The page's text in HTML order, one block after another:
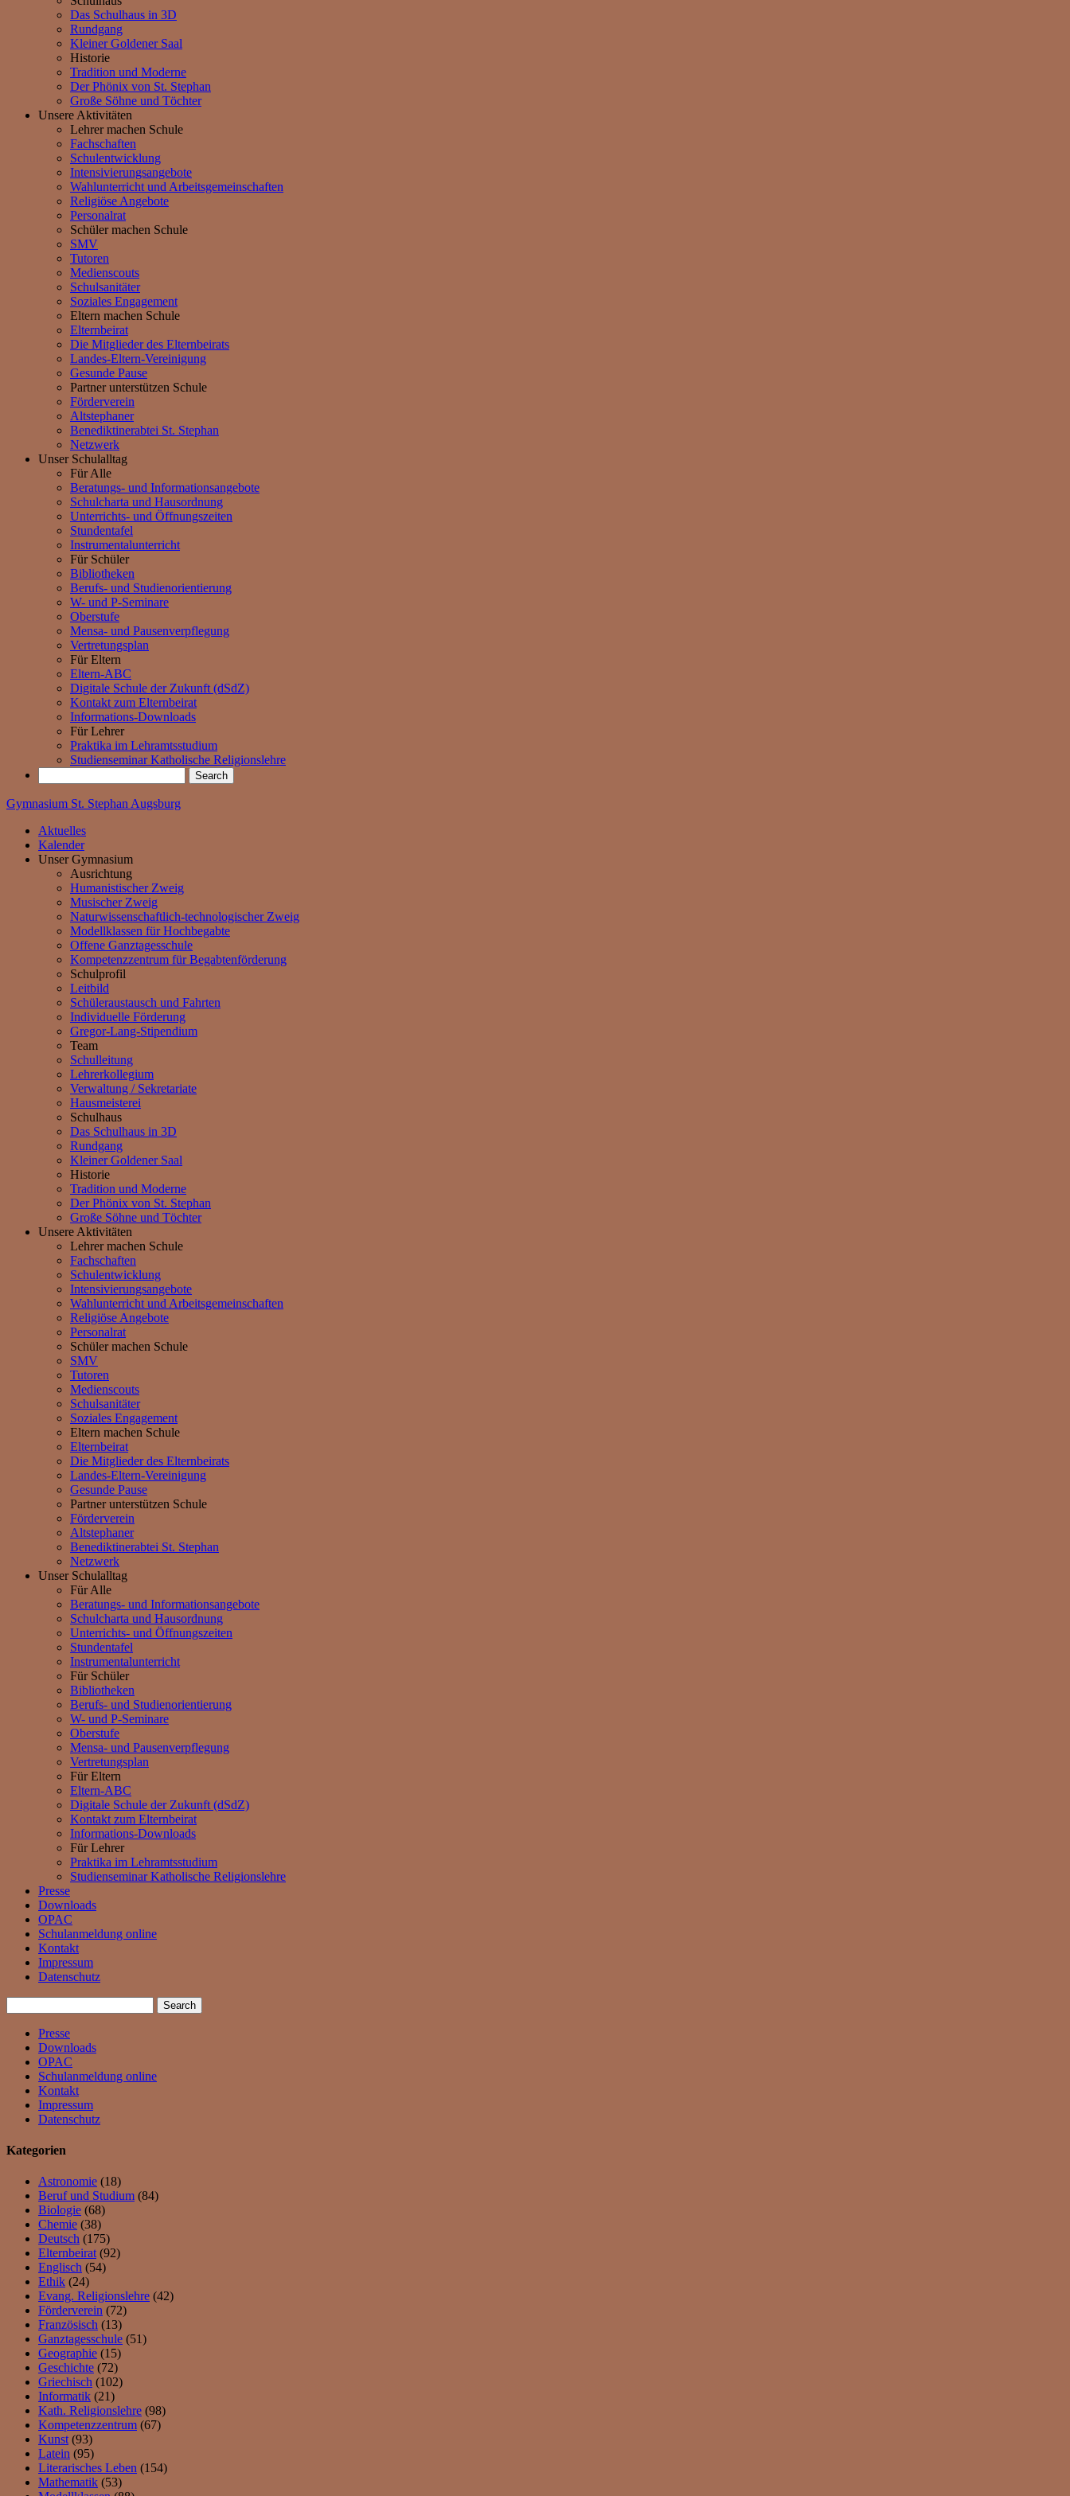
Das Schulhaus in 3D
Rundgang
Kleiner Goldener Saal
Historie
Tradition und Moderne
Der Phönix von St. Stephan
Große Söhne und Töchter
Unsere Aktivitäten
Lehrer machen Schule
Fachschaften
Schulentwicklung
Intensivierungsangebote
Wahlunterricht und Arbeitsgemeinschaften
Religiöse Angebote
Personalrat
Schüler machen Schule
SMV
Tutoren
Medienscouts
Schulsanitäter
Soziales Engagement
Eltern machen Schule
Elternbeirat
Die Mitglieder des Elternbeirats
Landes-Eltern-Vereinigung
Gesunde Pause
Partner unterstützen Schule
Förderverein
Altstephaner
Benediktinerabtei St. Stephan
Netzwerk
Unser Schulalltag
Für Alle
Beratungs- und Informationsangebote
Schulcharta und Hausordnung
Unterrichts- und Öffnungszeiten
Stundentafel
Instrumentalunterricht
Für Schüler
Bibliotheken
Berufs- und Studienorientierung
W- und P-Seminare
Oberstufe
Mensa- und Pausenverpflegung
Vertretungsplan
Für Eltern
Eltern-ABC
Digitale Schule der Zukunft (dSdZ)
Kontakt zum Elternbeirat
Informations-Downloads
Für Lehrer
Praktika im Lehramtsstudium
Studienseminar Katholische Religionslehre
Gymnasium St. Stephan Augsburg
Aktuelles
Kalender
Unser Gymnasium
Ausrichtung
Humanistischer Zweig
Musischer Zweig
Naturwissenschaftlich-technologischer Zweig
Modellklassen für Hochbegabte
Offene Ganztagesschule
Kompetenzzentrum für Begabtenförderung
Schulprofil
Leitbild
Schüleraustausch und Fahrten
Individuelle Förderung
Gregor-Lang-Stipendium
Team
Schulleitung
Lehrerkollegium
Verwaltung / Sekretariate
Hausmeisterei
Schulhaus
Das Schulhaus in 3D
Rundgang
Kleiner Goldener Saal
Historie
Tradition und Moderne
Der Phönix von St. Stephan
Große Söhne und Töchter
Unsere Aktivitäten
Lehrer machen Schule
Fachschaften
Schulentwicklung
Intensivierungsangebote
Wahlunterricht und Arbeitsgemeinschaften
Religiöse Angebote
Personalrat
Schüler machen Schule
SMV
Tutoren
Medienscouts
Schulsanitäter
Soziales Engagement
Eltern machen Schule
Elternbeirat
Die Mitglieder des Elternbeirats
Landes-Eltern-Vereinigung
Gesunde Pause
Partner unterstützen Schule
Förderverein
Altstephaner
Benediktinerabtei St. Stephan
Netzwerk
Unser Schulalltag
Für Alle
Beratungs- und Informationsangebote
Schulcharta und Hausordnung
Unterrichts- und Öffnungszeiten
Stundentafel
Instrumentalunterricht
Für Schüler
Bibliotheken
Berufs- und Studienorientierung
W- und P-Seminare
Oberstufe
Mensa- und Pausenverpflegung
Vertretungsplan
Für Eltern
Eltern-ABC
Digitale Schule der Zukunft (dSdZ)
Kontakt zum Elternbeirat
Informations-Downloads
Für Lehrer
Praktika im Lehramtsstudium
Studienseminar Katholische Religionslehre
Presse
Downloads
OPAC
Schulanmeldung online
Kontakt
Impressum
Datenschutz
Presse
Downloads
OPAC
Schulanmeldung online
Kontakt
Impressum
Datenschutz
Kategorien
Astronomie (18)
Beruf und Studium (84)
Biologie (68)
Chemie (38)
Deutsch (175)
Elternbeirat (92)
Englisch (54)
Ethik (24)
Evang. Religionslehre (42)
Förderverein (72)
Französisch (13)
Ganztagesschule (51)
Geographie (15)
Geschichte (72)
Griechisch (102)
Informatik (21)
Kath. Religionslehre (98)
Kompetenzzentrum (67)
Kunst (93)
Latein (95)
Literarisches Leben (154)
Mathematik (53)